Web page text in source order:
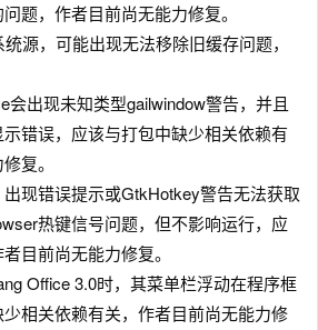
题，作者目前尚无能力修复。
，可能出现无法移除旧缓存问题，
出现未知类型gailwindow警告，并且
错误，应该与打包中缺少相关依赖有
复。
错误提示或GtkHotkey警告无法获取
热键信号问题，但不影响运行，应
目前尚无能力修复。
Office 3.0时，其菜单栏浮动在程序框
相关依赖有关，作者目前尚无能力修